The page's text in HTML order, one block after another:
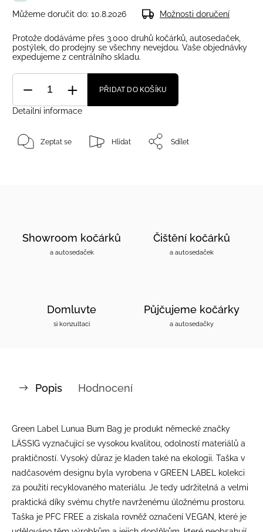
Můžeme doručit do: 10.8.2026 Možnosti doručení
Protože dodáváme přes 3.000 druhů kočárků, autosedaček,
postýlek, do prodejny se všechny nevejdou. Vaše objednávky
expedujeme z centrálního skladu.
PŘIDAT DO KOŠÍKU
Detailní informace
Zeptat se Hlídat Sdílet
Showroom kočárků
a autosedaček
Čištění kočárků
a autosedaček
Domluvte
si konzultaci
Půjčujeme kočárky
a autosedačky
Popis Hodnocení
Green Label Lunua Bum Bag je produkt německé značky
LÄSSIG vyznačující se vysokou kvalitou, odolností materiálů a
praktičností. Vysoký důraz je kladen také na ekologii. Taška v
nadčasovém designu byla vyrobena v GREEN LABEL kolekci
za použití recyklovaného materiálu. Je tedy udržitelná a velmi
praktická díky svému chytře navrženému úložnému prostoru.
Taška je PFC FREE a získala rovněž označení VEGAN, které je